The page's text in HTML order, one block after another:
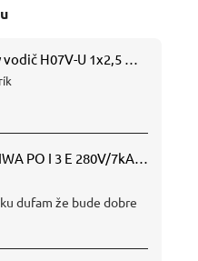
dufam že bude dobre